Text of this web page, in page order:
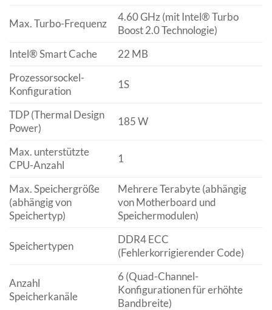
Max. Turbo-Frequenz
4.60 GHz (mit Intel® Turbo
Boost 2.0 Technologie)
Intel® Smart Cache
22 MB
Prozessorsockel-
Konfiguration
1S
TDP (Thermal Design
Power)
185 W
Max. unterstützte
CPU-Anzahl
1
Max. Speichergröße
(abhängig von
Speichertyp)
Mehrere Terabyte (abhängig
von Motherboard und
Speichermodulen)
Speichertypen
DDR4 ECC
(Fehlerkorrigierender Code)
Anzahl
Speicherkanäle
6 (Quad-Channel-
Konfigurationen für erhöhte
Bandbreite)